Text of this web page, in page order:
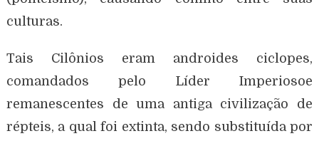
culturas.
Tais Cilônios eram androides ciclopes,
comandados pelo Líder Imperiosoe
remanescentes de uma antiga civilização de
répteis, a qual foi extinta, sendo substituída por